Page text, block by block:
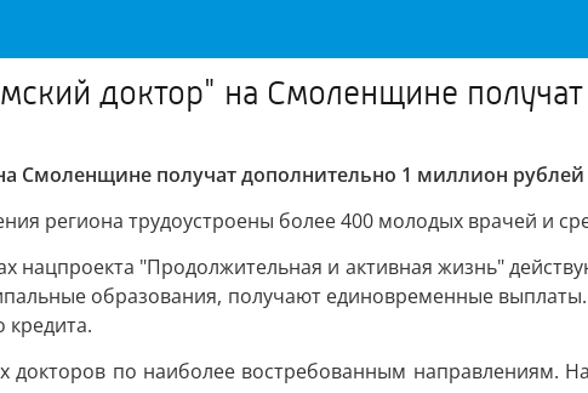
доктор" на Смоленщине
Смоленщине получат дополнительно 1 миллион рублей
региона трудоустроены более 400 молодых врачей и
"Продолжительная и активная жизнь"
образования, получают единовременные
кредита.
докторов по наиболее востребованным направлениям.